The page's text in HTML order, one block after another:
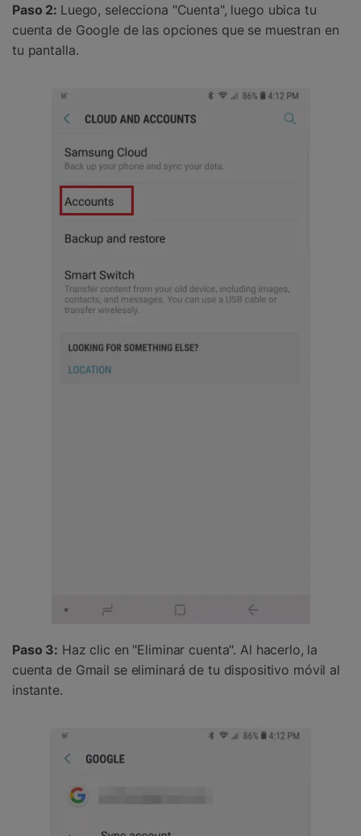
Paso 2: Luego, selecciona "Cuenta", luego ubica tu
cuenta de Google de las opciones que se muestran en
tu pantalla.
Paso 3: Haz clic en "Eliminar cuenta". Al hacerlo, la
cuenta de Gmail se eliminará de tu dispositivo móvil al
instante.